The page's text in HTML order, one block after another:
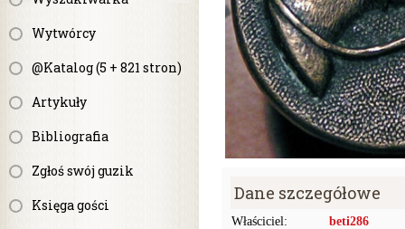
Wytwórcy
@Katalog (5 + 821 stron)
Artykuły
Bibliografia
Zgłoś swój guzik
Księga gości
Dane szczegółowe
Właściciel:
beti286